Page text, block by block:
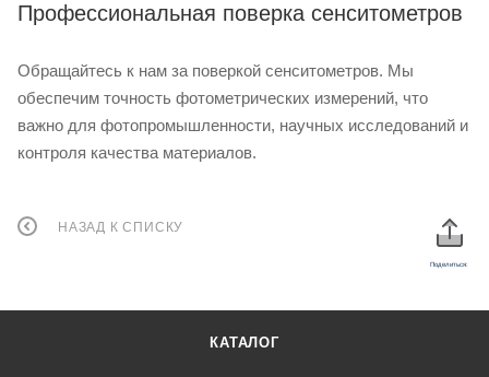
Профессиональная поверка сенситометров
Обращайтесь к нам за поверкой сенситометров. Мы
обеспечим точность фотометрических измерений, что
важно для фотопромышленности, научных исследований и
контроля качества материалов.
НАЗАД К СПИСКУ
Поделиться:
КАТАЛОГ